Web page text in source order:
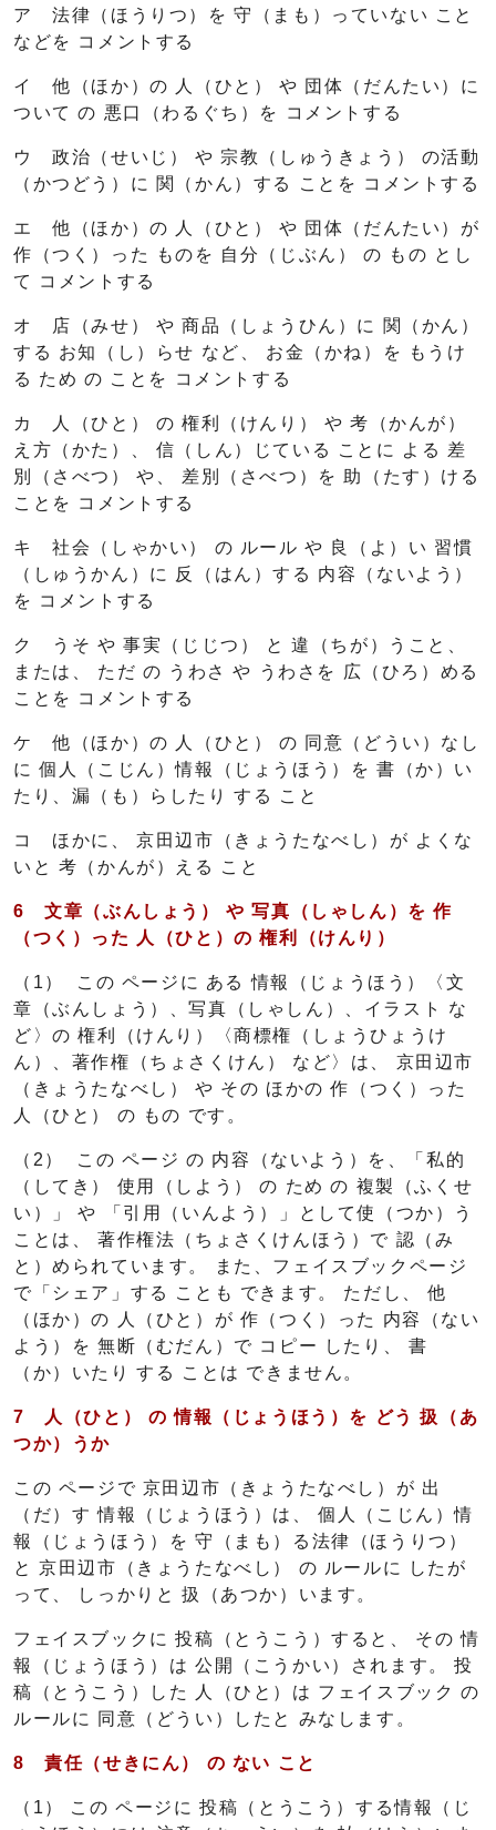
ア 法律（ほうりつ）を 守（まも）っていない こと
などを コメントする
イ 他（ほか）の 人（ひと） や 団体（だんたい）に
ついて の 悪口（わるぐち）を コメントする
ウ 政治（せいじ） や 宗教（しゅうきょう） の活動
（かつどう）に 関（かん）する ことを コメントする
エ 他（ほか）の 人（ひと） や 団体（だんたい）が
作（つく）った ものを 自分（じぶん） の もの とし
て コメントする
オ 店（みせ） や 商品（しょうひん）に 関（かん）
する お知（し）らせ など、 お金（かね）を もうけ
る ため の ことを コメントする
カ 人（ひと） の 権利（けんり） や 考（かんが）
え方（かた）、 信（しん）じている ことに よる 差
別（さべつ） や、 差別（さべつ）を 助（たす）ける
ことを コメントする
キ 社会（しゃかい） の ルール や 良（よ）い 習慣
（しゅうかん）に 反（はん）する 内容（ないよう）
を コメントする
ク うそ や 事実（じじつ） と 違（ちが）うこと、
または、 ただ の うわさ や うわさを 広（ひろ）める
ことを コメントする
ケ 他（ほか）の 人（ひと） の 同意（どうい）なし
に 個人（こじん）情報（じょうほう）を 書（か）い
たり、漏（も）らしたり する こと
コ ほかに、 京田辺市（きょうたなべし）が よくな
いと 考（かんが）える こと
6文章（ぶんしょう） や 写真（しゃしん） を 作
（つく） った 人（ひと）の 権利（けんり）
（1） この ページに ある 情報（じょうほう）〈文
章（ぶんしょう）、写真（しゃしん）、イラスト な
ど〉の 権利（けんり）〈商標権（しょうひょうけ
ん）、著作権（ちょさくけん） など〉は、 京田辺市
（きょうたなべし） や その ほかの 作（つく）った
人（ひと） の もの です。
（2） この ページ の 内容（ないよう）を、「私的
（してき） 使用（しよう） の ため の 複製（ふくせ
い）」 や 「引用（いんよう）」として使（つか）う
ことは、 著作権法（ちょさくけんほう）で 認（み
と）められています。 また、フェイスブックページ
で「シェア」する ことも できます。 ただし、 他
（ほか）の 人（ひと）が 作（つく）った 内容（ない
よう）を 無断（むだん）で コピー したり、 書
（か）いたり する ことは できません。
7 人（ひと） の 情報（じょうほう） を どう 扱（あ
つか）
うか
この ページで 京田辺市（きょうたなべし）が 出
（だ）す 情報（じょうほう）は、 個人（こじん）情
報（じょうほう）を 守（まも）る法律（ほうりつ）
と 京田辺市（きょうたなべし） の ルールに したが
って、 しっかりと 扱（あつか）います。
フェイスブックに 投稿（とうこう）すると、 その 情
報（じょうほう）は 公開（こうかい）されます。 投
稿（とうこう）した 人（ひと）は フェイスブック の
ルールに 同意（どうい）したと みなします。
8責任（せきにん） の ない こと
（1） この ページに 投稿（とうこう）する情報（じ